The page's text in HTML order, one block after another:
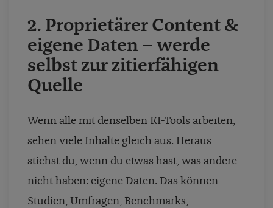
2. Proprietärer Content &
eigene Daten – werde
selbst zur zitierfähigen
Quelle
Wenn alle mit denselben KI-Tools arbeiten,
sehen viele Inhalte gleich aus. Heraus
stichst du, wenn du etwas hast, was andere
nicht haben: eigene Daten. Das können
Studien, Umfragen, Benchmarks,